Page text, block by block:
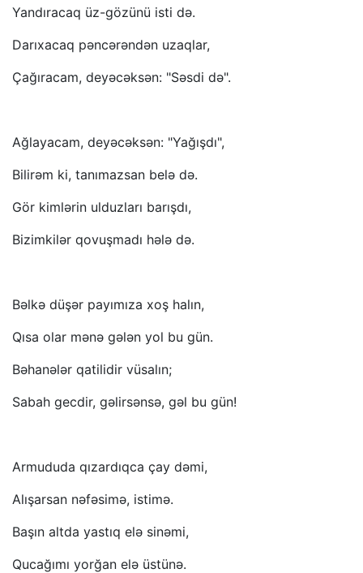
Yandıracaq üz-gözünü isti də.
Darıxacaq pəncərəndən uzaqlar,
Çağıracam, deyəcəksən: "Səsdi də".
Ağlayacam, deyəcəksən: "Yağışdı",
Bilirəm ki, tanımazsan belə də.
Gör kimlərin ulduzları barışdı,
Bizimkilər qovuşmadı hələ də.
Bəlkə düşər payımıza xoş halın,
Qısa olar mənə gələn yol bu gün.
Bəhanələr qatilidir vüsalın;
Sabah gecdir, gəlirsənsə, gəl bu gün!
Armududa qızardıqca çay dəmi,
Alışarsan nəfəsimə, istimə.
Başın altda yastıq elə sinəmi,
Qucağımı yorğan elə üstünə.